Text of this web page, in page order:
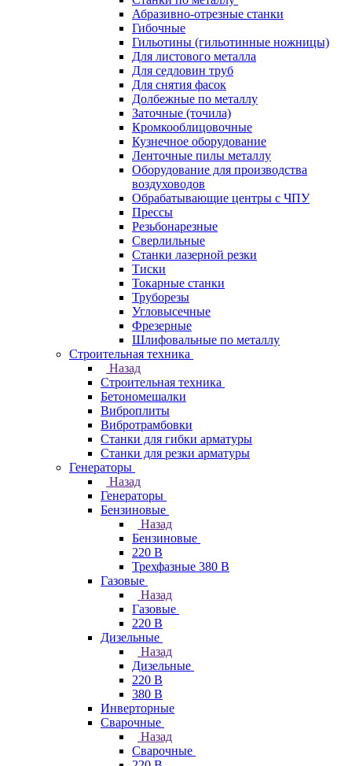
Абразивно-отрезные станки
Гибочные
Гильотины (гильотинные ножницы)
Для листового металла
Для седловин труб
Для снятия фасок
Долбежные по металлу
Заточные (точила)
Кромкооблицовочные
Кузнечное оборудование
Ленточные пилы металлу
Оборудование для производства
воздуховодов
Обрабатывающие центры с ЧПУ
Прессы
Резьбонарезные
Сверлильные
Станки лазерной резки
Тиски
Токарные станки
Труборезы
Угловысечные
Фрезерные
Шлифовальные по металлу
Строительная техника
Назад
Строительная техника
Бетономешалки
Виброплиты
Вибротрамбовки
Станки для гибки арматуры
Станки для резки арматуры
Генераторы
Назад
Генераторы
Бензиновые
Назад
Бензиновые
220 В
Трехфазные 380 В
Газовые
Назад
Газовые
220 В
Дизельные
Назад
Дизельные
220 В
380 В
Инверторные
Сварочные
Назад
Сварочные